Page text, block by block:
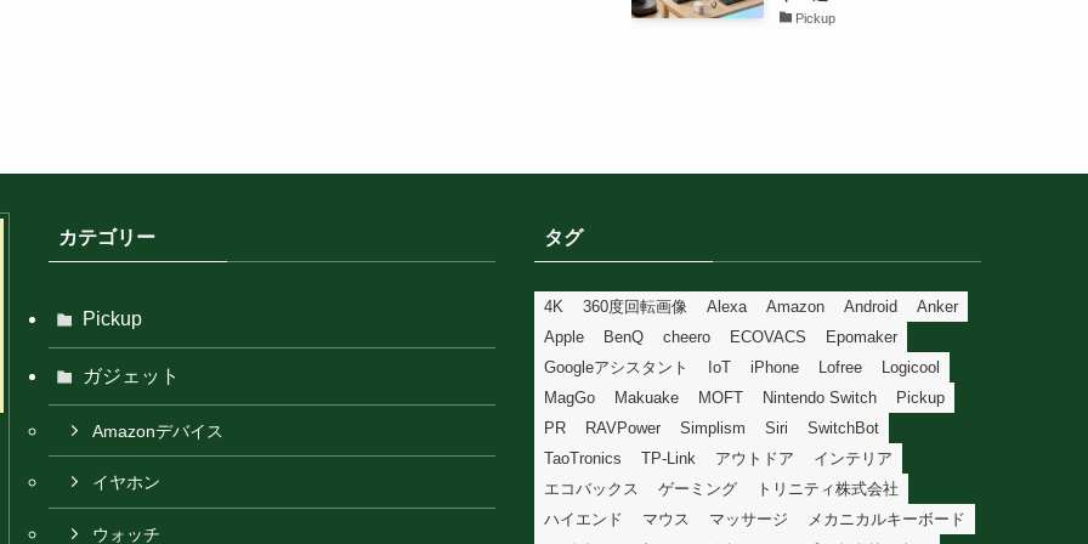
Pickup
カテゴリー
Pickup
ガジェット
Amazonデバイス
イヤホン
ウォッチ
タグ
4K 360度回転画像 Alexa Amazon Android
Anker
Apple
BenQ cheero ECOVACS
Epomaker
Googleアシスタント
IoT iPhone Lofree
Logicool
MagGo
Makuake MOFT Nintendo Switch
Pickup
PR
RAVPower Simplism Siri
SwitchBot
TaoTronics
TP-Link アウトドア
インテリア
エコバックス
ゲーミング
トリニティ株式会社
ハイエンド
マウス マッサージ
メカニカルキーボード